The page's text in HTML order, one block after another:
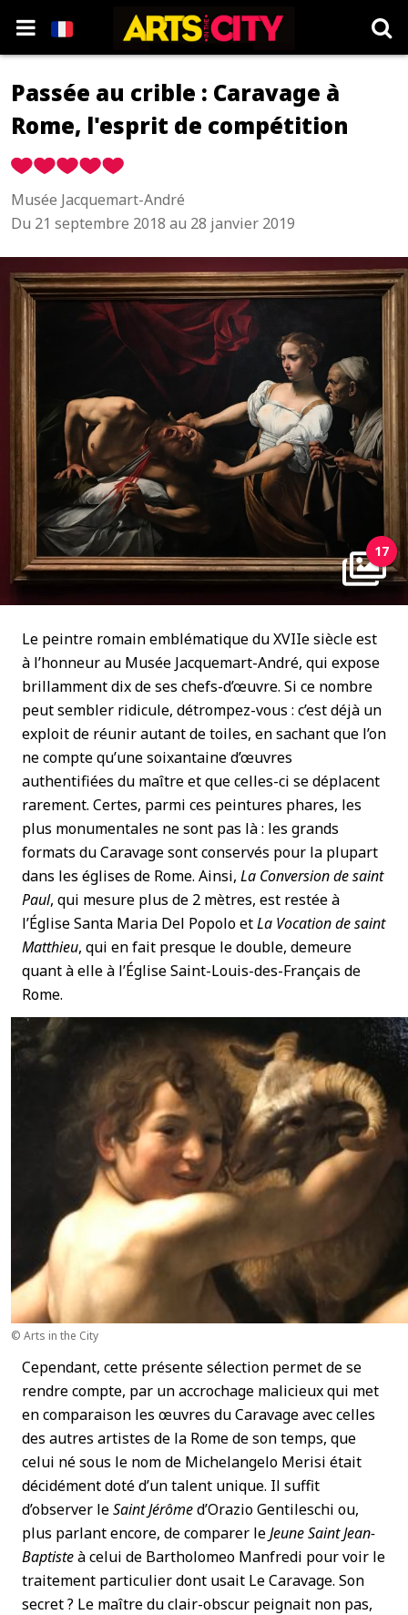
Passée au crible : Caravage à
Rome, l'esprit de compétition
Musée Jacquemart-André
Du 21 septembre 2018 au 28 janvier 2019
17
Le peintre romain emblématique du XVIIesiècle est
à l’honneur au Musée Jacquemart-André, qui expose
brillamment dix de ses chefs-d’œuvre. Si ce nombre
peut sembler ridicule, détrompez-vous : c’est déjà un
exploit de réunir autant de toiles, en sachant que l’on
ne compte qu’une soixantaine d’œuvres
authentifiées du maître et que celles-ci se déplacent
rarement. Certes, parmi ces peintures phares, les
plus monumentales ne sont pas là : les grands
formats du Caravage sont conservés pour la plupart
dans les églises de Rome. Ainsi, La Conversion de saint
Paul, qui mesure plus de 2 mètres, est restée à
l’Église Santa Maria Del Popolo etLa Vocation de saint
Matthieu, qui en fait presque le double, demeure
quant à elle à l’Église Saint-Louis-des-Français de
Rome.
© Arts in the City
Cependant, cette présente sélection permet de se
rendre compte, par un accrochage malicieux qui met
en comparaison les œuvres du Caravage avec celles
des autres artistes de la Rome de son temps, que
celui né sous le nom de Michelangelo Merisi était
décidément doté d’un talent unique. Il suffit
d’observer leSaint Jérômed’Orazio Gentileschi ou,
plus parlant encore, de comparer leJeune Saint Jean-
Baptisteà celui de Bartholomeo Manfredi pour voir le
traitement particulier dont usait Le Caravage. Son
secret ? Le maître du clair-obscur peignait non pas,